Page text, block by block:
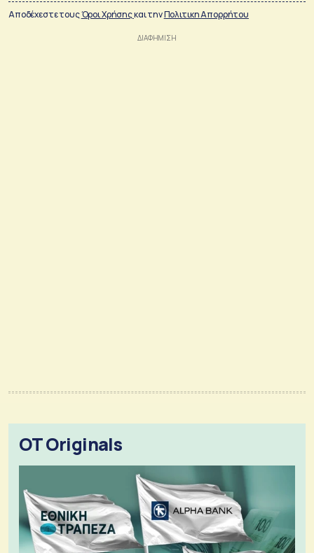
Αποδέχεστε τουςΌροι Χρήσηςκαι τηνΠολιτικη Απορρήτου
OT Originals